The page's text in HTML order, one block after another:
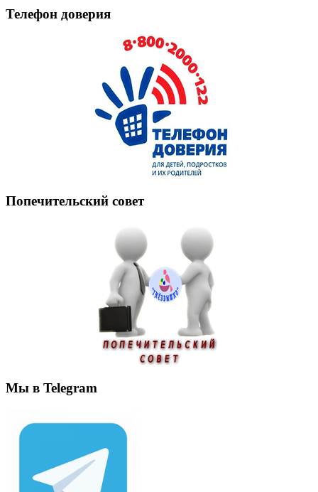
Телефон доверия
Попечительский совет
Мы в Telegram